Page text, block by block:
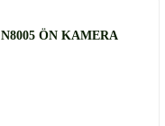
ÖN KAMERA